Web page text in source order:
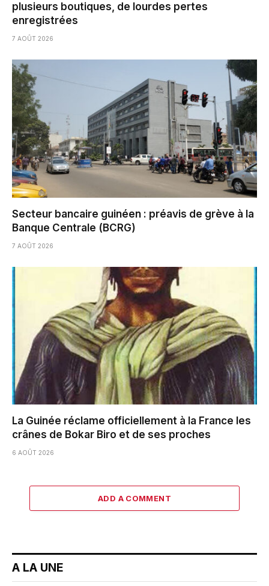
plusieurs boutiques, de lourdes pertes
enregistrées
7 AOÛT 2026
Secteur bancaire guinéen : préavis de grève à la
Banque Centrale (BCRG)
7 AOÛT 2026
La Guinée réclame officiellement à la France les
crânes de Bokar Biro et de ses proches
6 AOÛT 2026
ADD A COMMENT
A LA UNE